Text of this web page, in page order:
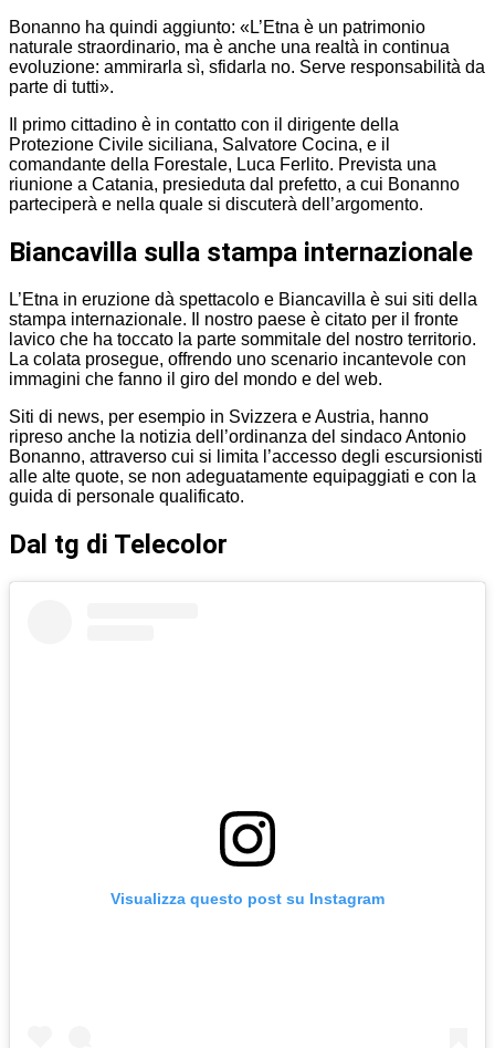
Bonanno ha quindi aggiunto: «L’Etna è un patrimonio
naturale straordinario, ma è anche una realtà in continua
evoluzione: ammirarla sì, sfidarla no. Serve responsabilità da
parte di tutti».
Il primo cittadino è in contatto con il dirigente della
Protezione Civile siciliana, Salvatore Cocina, e il
comandante della Forestale, Luca Ferlito. Prevista una
riunione a Catania, presieduta dal prefetto, a cui Bonanno
parteciperà e nella quale si discuterà dell’argomento.
Biancavilla sulla stampa internazionale
L’Etna in eruzione dà spettacolo e Biancavilla è sui siti della
stampa internazionale. Il nostro paese è citato per il fronte
lavico che ha toccato la parte sommitale del nostro territorio.
La colata prosegue, offrendo uno scenario incantevole con
immagini che fanno il giro del mondo e del web.
Siti di news, per esempio in Svizzera e Austria, hanno
ripreso anche la notizia dell’ordinanza del sindaco Antonio
Bonanno, attraverso cui si limita l’accesso degli escursionisti
alle alte quote, se non adeguatamente equipaggiati e con la
guida di personale qualificato.
Dal tg di Telecolor
Visualizza questo post su Instagram